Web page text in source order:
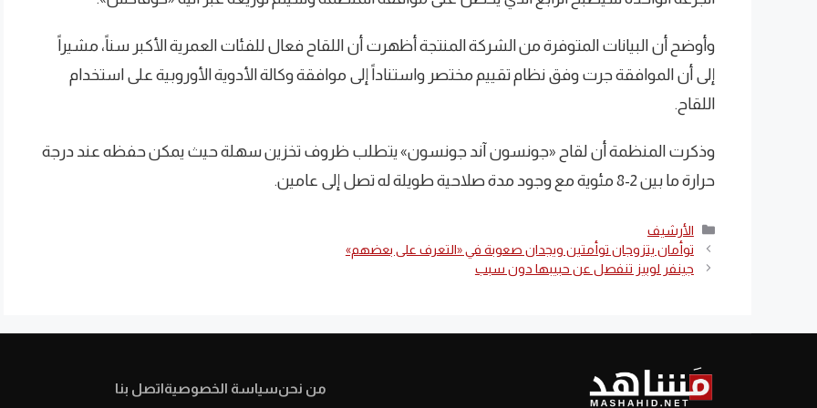
وأوضح أن البيانات المتوفرة من الشركة المنتجة أظهرت أن اللقاح فعال للفئات العمرية الأكبر سناً، مشيراً
إلى أن الموافقة جرت وفق نظام تقييم مختصر واستناداً إلى موافقة وكالة الأدوية الأوروبية على استخدام
اللقاح.
وذكرت المنظمة أن لقاح «جونسون آند جونسون» يتطلب ظروف تخزين سهلة حيث يمكن حفظه عند درجة
حرارة ما بين 2-8 مئوية مع وجود مدة صلاحية طويلة له تصل إلى عامين.
التصنيفات
الأرشيف
توأمان يتزوجان توأمتين ويجدان صعوبة في «التعرف على بعضهم»
جينفر لوبيز تنفصل عن حبيبها دون سبب
من نحنسياسة الخصوصيةاتصل بنا